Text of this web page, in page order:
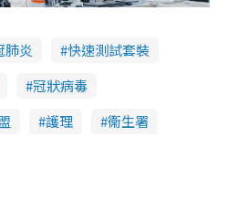
肺炎
快速測試套裝
冠狀病毒
護理
衞生署